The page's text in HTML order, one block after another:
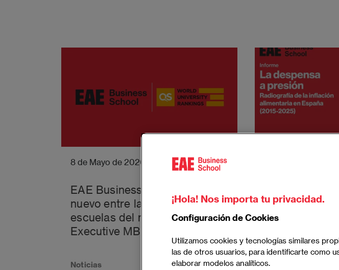
8 de Mayo de 2026
EAE Business School de
nuevo entre las mejores
escuelas del mundo, según QS
Executive MBA de 2026
Noticias
presión.
inflación
elaborado por
School
Noticias
¡Hola! Nos importa tu privacidad.
Configuración de Cookies
Utilizamos cookies y tecnologías similares
las de otros usuarios, para identificarte como
elaborar modelos analíticos.